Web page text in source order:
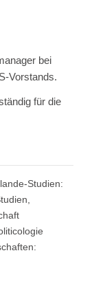
bei
Vorstands.
für die
Studien: